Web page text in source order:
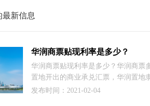
新信息
华润商票贴现利率是多少？
华润商票贴现利率是多少？华润商票
置地开出的商业承兑汇票，华润置地
集团，属于央企，因此实力背景强大
发布时间：2021-02-04